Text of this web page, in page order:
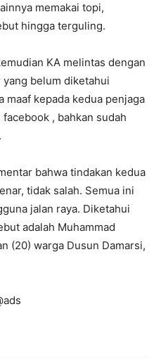
memakai topi,
hingga terguling.
KA melintas dengan
belum diketahui
kepada kedua penjaga
, bahkan sudah
bahwa tindakan kedua
tidak salah. Semua ini
jalan raya. Diketahui
adalah Muhammad
(20) warga Dusun Damarsi,